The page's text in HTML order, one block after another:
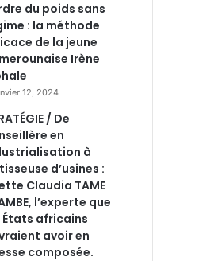
du poids sans
: la méthode
de la jeune
Irène
12, 2024
/ De
en
à
d’usines :
Claudia TAME
l’experte que
États africains
avoir en
composée.